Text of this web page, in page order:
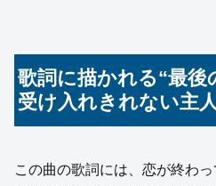
歌詞に描かれる“最後
受け入れきれない主
この曲の歌詞には、恋が終わ